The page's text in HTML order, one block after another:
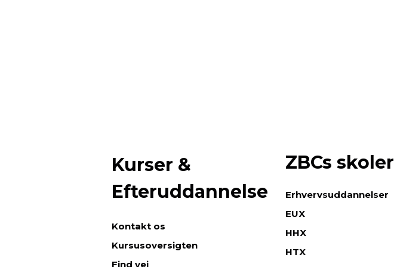
Kurser &
Efteruddannelse
Kontakt os
Kursusoversigten
Find vej
ZBCs skoler
Erhvervsuddannelser
EUX
HHX
HTX